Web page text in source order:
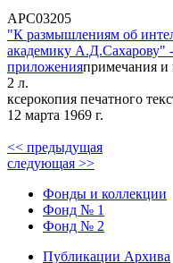
АРС03205
"К размышлениям об
академику А.Д.Сахарову"
приложенияпримечания и
2 л.
ксерокопия печатного
12 марта 1969 г.
<< предыдущая
следующая >>
Фонды и коллекции
Фонд № 1
Фонд № 2
Публикации Архива